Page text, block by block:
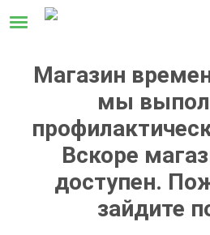
Магазин
мы
Вскоре
доступен.
зайдите